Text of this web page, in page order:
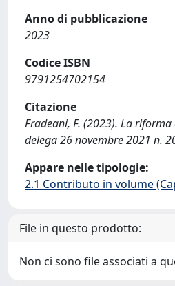
Anno di pubblicazione
2023
Codice ISBN
9791254702154
Citazione
Fradeani, F. (2023). La
delega 26 novembre 2021 n.
Appare nelle tipologie:
2.1 Contributo in volume
File in questo prodotto:
Non ci sono file associati a